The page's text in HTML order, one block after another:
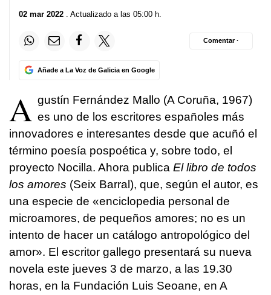
02 mar 2022 . Actualizado a las 05:00 h.
Añade a La Voz de Galicia en Google
Comentar ·
A gustín Fernández Mallo (A Coruña, 1967)
es uno de los escritores españoles más
innovadores e interesantes desde que acuñó el
término poesía pospoética y, sobre todo, el
proyecto Nocilla. Ahora publica El libro de todos
los amores (Seix Barral), que, según el autor, es
una especie de «enciclopedia personal de
microamores, de pequeños amores; no es un
intento de hacer un catálogo antropológico del
amor». El escritor gallego presentará su nueva
novela este jueves 3 de marzo, a las 19.30
horas, en la Fundación Luis Seoane, en A